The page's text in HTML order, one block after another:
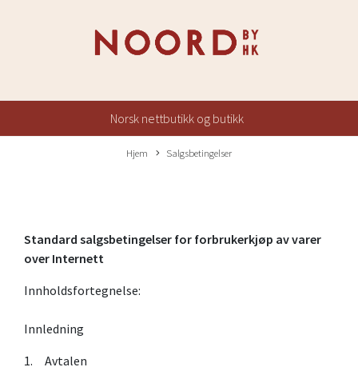
Norsk nettbutikk og butikk
Hjem Salgsbetingelser
Standard salgsbetingelser for forbrukerkjøp av varer
over Internett
Innholdsfortegnelse:
Innledning
1. Avtalen